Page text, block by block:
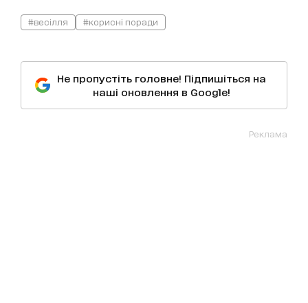
#весілля #корисні поради
Не пропустіть головне! Підпишіться на
наші оновлення в Google!
Реклама